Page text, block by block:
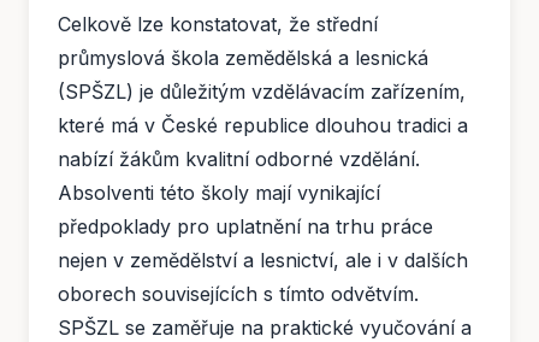
Celkově lze konstatovat, že střední
průmyslová škola zemědělská a lesnická
(SPŠZL) je důležitým vzdělávacím zařízením,
které má v České republice dlouhou tradici a
nabízí žákům kvalitní odborné vzdělání.
Absolventi této školy mají vynikající
předpoklady pro uplatnění na trhu práce
nejen v zemědělství a lesnictví, ale i v dalších
oborech souvisejících s tímto odvětvím.
SPŠZL se zaměřuje na praktické vyučování a